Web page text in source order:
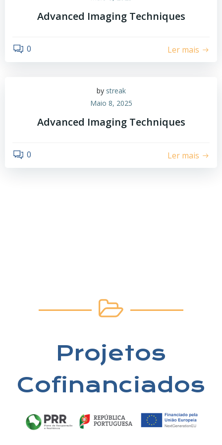
Advanced Imaging Techniques
0 Ler mais
by streak
Maio 8, 2025
Advanced Imaging Techniques
0 Ler mais
Projetos
Cofinanciados